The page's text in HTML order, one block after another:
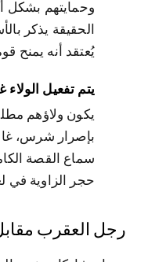
وحمايتهم بشكل
الحقيقة يذكر
يُعتقد أنه يمنح
يتم تفعيل
يكون ولاؤهم
بإصرار شرس،
سماع القصة
حجر الزاوية في
رجل العقرب